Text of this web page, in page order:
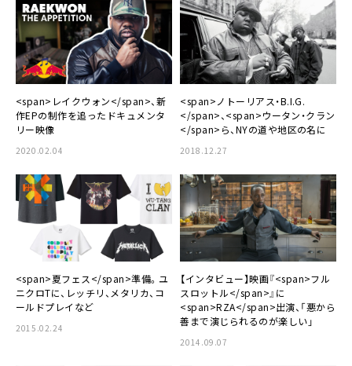
<span>レイクウォン</span>、新
作EPの制作を追ったドキュメンタ
リー映像
2020.02.04
<span>ノトーリアス・B.I.G.
</span>、<span>ウータン・クラン
</span>ら、NYの道や地区の名に
2018.12.27
<span>夏フェス</span>準備。ユ
ニクロTに、レッチリ、メタリカ、コ
ールドプレイなど
2015.02.24
【インタビュー】映画『<span>フル
スロットル</span>』に
<span>RZA</span>出演、「悪から
善まで演じられるのが楽しい」
2014.09.07